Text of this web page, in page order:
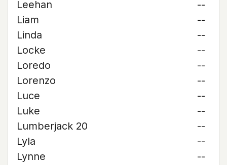
Leehan
--
Liam
--
Linda
--
Locke
--
Loredo
--
Lorenzo
--
Luce
--
Luke
--
Lumberjack 20
--
Lyla
--
Lynne
--